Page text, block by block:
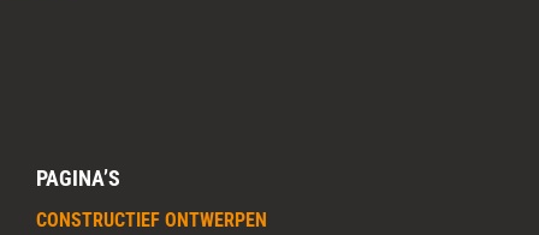
PAGINA’S
CONSTRUCTIEF ONTWERPEN